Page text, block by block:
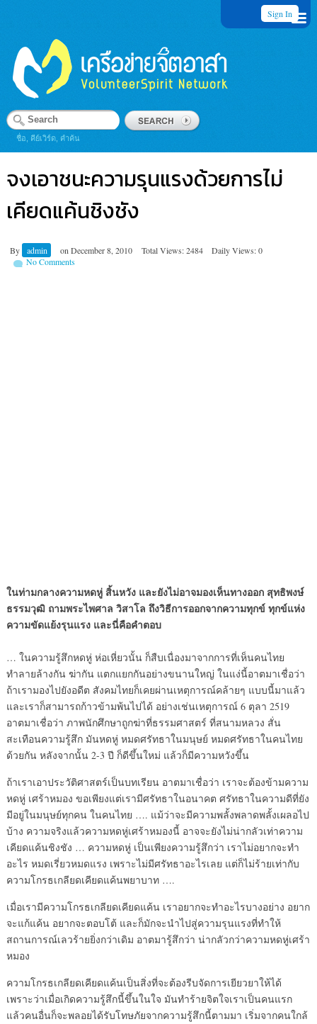
Sign In
ชื่อ, คีย์เวิร์ด, คำค้น
จงเอาชนะความรุนแรงด้วยการไม่
เคียดแค้นชิงชัง
By admin on December 8, 2010 Total Views: 2484
Daily Views: 0
No Comments
ในท่ามกลางความหดหู่ สิ้นหวัง และยังไม่อาจมองเห็นทางออก สุทธิพงษ์
ธรรมวุฒิ ถามพระไพศาล วิสาโล ถึงวิธีการออกจากความทุกข์ ทุกข์แห่ง
ความขัดแย้งรุนแรง และนี่คือคำตอบ
… ในความรู้สึกหดหู่ ห่อเหี่ยวนั้น ก็สืบเนื่องมาจากการที่เห็นคนไทย
ทำลายล้างกัน ฆ่ากัน แตกแยกกันอย่างขนานใหญ่ ในแง่นี้อาตมาเชื่อว่า
ถ้าเรามองไปยังอดีต สังคมไทยก็เคยผ่านเหตุการณ์คล้ายๆ แบบนี้มาแล้ว
และเราก็สามารถก้าวข้ามพ้นไปได้ อย่างเช่นเหตุการณ์ 6 ตุลา 2519
อาตมาเชื่อว่า ภาพนักศึกษาถูกฆ่าที่ธรรมศาสตร์ ที่สนามหลวง สั่น
สะเทือนความรู้สึก มันหดหู่ หมดศรัทธาในมนุษย์ หมดศรัทธาในคนไทย
ด้วยกัน หลังจากนั้น 2-3 ปี ก็ดีขึ้นใหม่ แล้วก็มีความหวังขึ้น
ถ้าเราเอาประวัติศาสตร์เป็นบทเรียน อาตมาเชื่อว่า เราจะต้องข้ามความ
หดหู่ เศร้าหมอง ขอเพียงแต่เรามีศรัทธาในอนาคต ศรัทธาในความดีที่ยัง
มีอยู่ในมนุษย์ทุกคน ในคนไทย …. แม้ว่าจะมีความพลั้งพลาดพลั้งเผลอไป
บ้าง ความจริงแล้วความหดหู่เศร้าหมองนี้ อาจจะยังไม่น่ากลัวเท่าความ
เคียดแค้นชิงชัง … ความหดหู่ เป็นเพียงความรู้สึกว่า เราไม่อยากจะทำ
อะไร หมดเรี่ยวหมดแรง เพราะไม่มีศรัทธาอะไรเลย แต่ก็ไม่ร้ายเท่ากับ
ความโกรธเกลียดเคียดแค้นพยาบาท ….
เมื่อเรามีความโกรธเกลียดเคียดแค้น เราอยากจะทำอะไรบางอย่าง อยาก
จะแก้แค้น อยากจะตอบโต้ และก็มักจะนำไปสู่ความรุนแรงที่ทำให้
สถานการณ์เลวร้ายยิ่งกว่าเดิม อาตมารู้สึกว่า น่ากลัวกว่าความหดหู่เศร้า
หมอง
ความโกรธเกลียดเคียดแค้นเป็นสิ่งที่จะต้องรีบจัดการเยียวยาให้ได้
เพราะว่าเมื่อเกิดความรู้สึกนี้ขึ้นในใจ มันทำร้ายจิตใจเราเป็นคนแรก
แล้วคนอื่นก็จะพลอยได้รับโทษภัยจากความรู้สึกนี้ตามมา เริ่มจากคนใกล้